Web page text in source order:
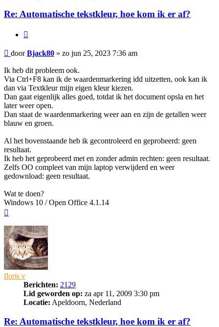
Re: Automatische tekstkleur, hoe kom ik er af?
Bericht
doorBjack80 » zo jun 25, 2023 7:36 am
Ik heb dit probleem ook.
Via Ctrl+F8 kan ik de waardenmarkering idd uitzetten, ook kan ik
dan via Textkleur mijn eigen kleur kiezen.
Dan gaat eigenlijk alles goed, totdat ik het document opsla en het
later weer open.
Dan staat de waardenmarkering weer aan en zijn de getallen weer
blauw en groen.
Al het bovenstaande heb ik gecontroleerd en geprobeerd: geen
resultaat.
Ik heb het geprobeerd met en zonder admin rechten: geen resultaat.
Zelfs OO compleet van mijn laptop verwijderd en weer
gedownload: geen resultaat.
Wat te doen?
Windows 10 / Open Office 4.1.14
floris v
Berichten: 2129
Lid geworden op: za apr 11, 2009 3:30 pm
Locatie: Apeldoorn, Nederland
Re: Automatische tekstkleur, hoe kom ik er af?